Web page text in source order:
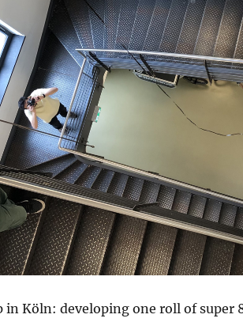
in Köln: developing one roll of super